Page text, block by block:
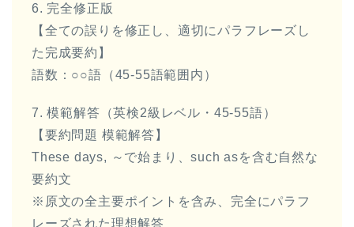
6. 完全修正版
【全ての誤りを修正し、適切にパラフレーズし
た完成要約】
語数：○○語（45-55語範囲内）
7. 模範解答（英検2級レベル・45-55語）
【要約問題 模範解答】
These days, ～で始まり、such asを含む自然な
要約文
※原文の全主要ポイントを含み、完全にパラフ
レーズされた理想解答